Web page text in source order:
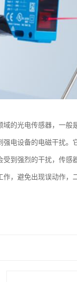
的光电传感器，一
电设备的电磁干扰
受到强烈的干扰，传
，避免出现误动作，